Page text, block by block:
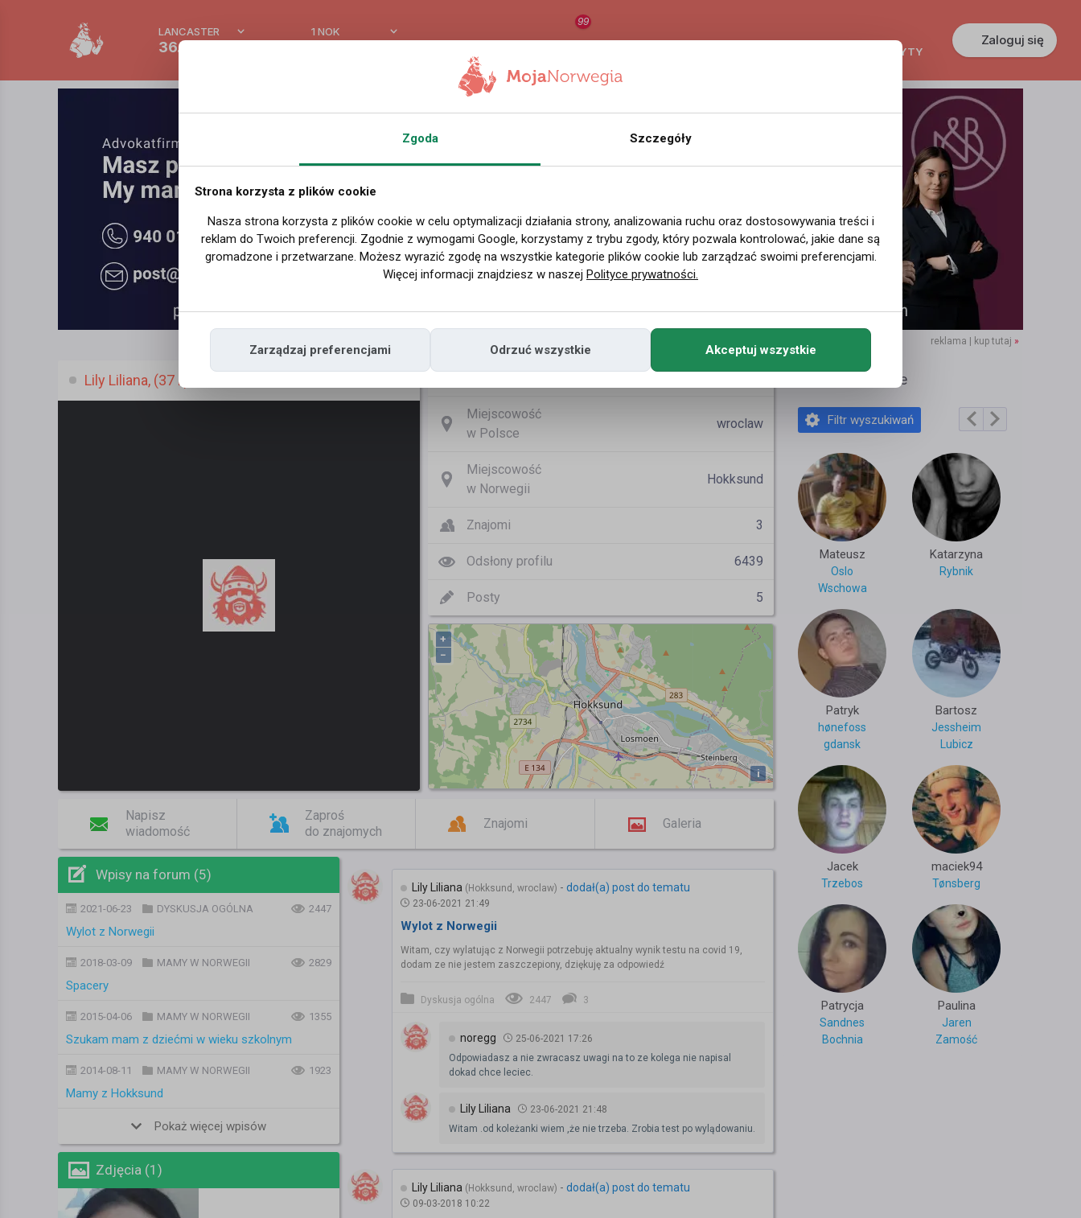
LANCASTER
36.6 °C
1 NOK
99
KREDYTY
Zaloguj się
reklama | kup tutaj »
Lily Liliana, (37 l.)
Miejscowość
w Polsce
wroclaw
Miejscowość
w Norwegii
Hokksund
Znajomi 3
Odsłony profilu 6439
Posty 5
+
−
i
Napisz
wiadomość
Zaproś
do znajomych
Znajomi Galeria
Wpisy na forum (5)
2021-06-23 DYSKUSJA OGÓLNA 2447
Wylot z Norwegii
2018-03-09 MAMY W NORWEGII 2829
Spacery
2015-04-06 MAMY W NORWEGII 1355
Szukam mam z dziećmi w wieku szkolnym
2014-08-11 MAMY W NORWEGII 1923
Mamy z Hokksund
Pokaż więcej wpisów
Zdjęcia (1)
Lily Liliana (Hokksund, wroclaw) - dodał(a) post do tematu
23-06-2021 21:49
Wylot z Norwegii
Witam, czy wylatując z Norwegii potrzebuję aktualny wynik testu na covid 19,
dodam ze nie jestem zaszczepiony, dziękuję za odpowiedź
Dyskusja ogólna 2447 3
noregg
25-06-2021 17:26
Odpowiadasz a nie zwracasz uwagi na to ze kolega nie napisal
dokad chce leciec.
Lily Liliana
23-06-2021 21:48
Witam .od koleżanki wiem ,że nie trzeba. Zrobia test po wylądowaniu.
Lily Liliana (Hokksund, wroclaw) - dodał(a) post do tematu
09-03-2018 10:22
Polecane profile
Filtr wyszukiwań
Mateusz
Oslo
Wschowa
Katarzyna
Rybnik
Patryk
hønefoss
gdansk
Bartosz
Jessheim
Lubicz
Jacek
Trzebos
maciek94
Tønsberg
Patrycja
Sandnes
Bochnia
Paulina
Jaren
Zamość
Zgoda Szczegóły
Strona korzysta z plików cookie
Nasza strona korzysta z plików cookie w celu optymalizacji działania strony, analizowania ruchu oraz dostosowywania treści i
reklam do Twoich preferencji. Zgodnie z wymogami Google, korzystamy z trybu zgody, który pozwala kontrolować, jakie dane są
gromadzone i przetwarzane. Możesz wyrazić zgodę na wszystkie kategorie plików cookie lub zarządzać swoimi preferencjami.
Więcej informacji znajdziesz w naszej Polityce prywatności.
Zarządzaj preferencjami Odrzuć wszystkie Akceptuj wszystkie